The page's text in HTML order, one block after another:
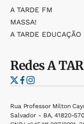
A TARDE FM
MASSA!
A TARDE EDUCAÇÃO
RedesA
Rua Professor Milton
Salvador - BA, 41820-570